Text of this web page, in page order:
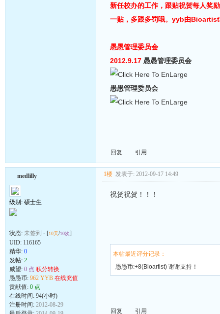
新任校办的工作，跟贴祝贺每人奖
一贴，多跟多
愚愚管理委员会
2012.9.17 愚愚管理委员会
愚愚管理委员会
回复 引用
medlilly
级别: 硕士生
状态: 未签到 - [10天/10次]
UID: 116165
精华: 0
发帖: 2
威望: 0 点 积分转换
愚愚币: 962 YYB 在线充值
贡献值: 0 点
在线时间: 94(小时)
注册时间: 2012-08-29
1楼 发表于: 2012-09-17 14:49
祝贺祝贺！！！
本帖最近评分记录：
愚愚币:+8(Bioartist) 谢谢支持！
回复 引用